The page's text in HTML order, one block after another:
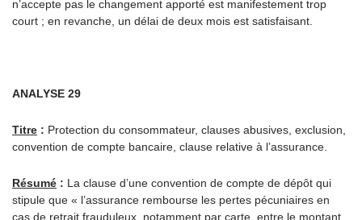
n’accepte pas le changement apporté est manifestement trop
court ; en revanche, un délai de deux mois est satisfaisant.
ANALYSE 29
Titre : Protection du consommateur, clauses abusives, exclusion,
convention de compte bancaire, clause relative à l’assurance.
Résumé : La clause d’une convention de compte de dépôt qui
stipule que « l’assurance rembourse les pertes pécuniaires en
cas de retrait frauduleux, notamment par carte, entre le montant